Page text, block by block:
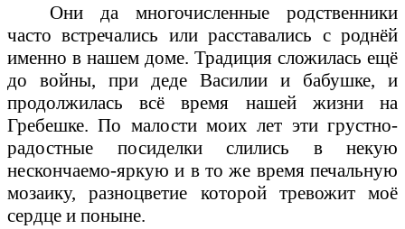
Они да многочисленные родственники
часто встречались или расставались с роднёй
именно в нашем доме. Традиция сложилась ещё
до войны, при деде Василии и бабушке, и
продолжилась всё время нашей жизни на
Гребешке. По малости моих лет эти грустно-
радостные посиделки слились в некую
нескончаемо-яркую и в то же время печальную
мозаику, разноцветие которой тревожит моё
сердце и поныне.